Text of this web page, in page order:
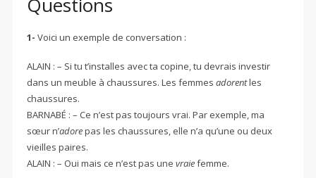
1- Voici un exemple de conversation :
ALAIN : – Si tu t’installes avec ta copine, tu devrais investir
dans un meuble à chaussures. Les femmes adorentles
chaussures.
BARNABÉ : – Ce n’est pas toujours vrai. Par exemple, ma
sœur n’adorepas les chaussures, elle n’a qu’une ou deux
vieilles paires.
ALAIN : – Oui mais ce n’est pas une vraiefemme.